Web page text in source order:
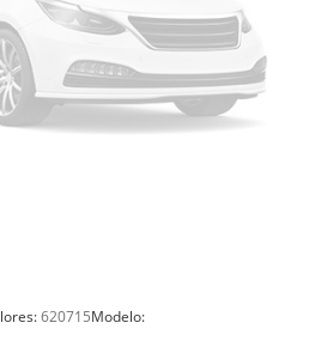
620715Modelo: